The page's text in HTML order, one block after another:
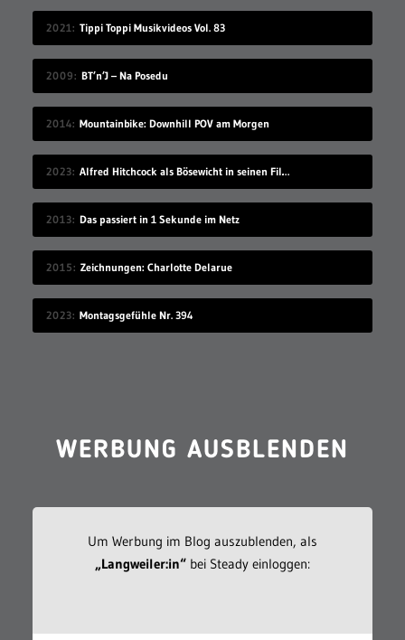
2021 Tippi Toppi Musikvideos Vol. 83
2009 BT’n’J – Na Posedu
2014 Mountainbike: Downhill POV am Morgen
2023 Alfred Hitchcock als Bösewicht in seinen Filmen
2013 Das passiert in 1 Sekunde im Netz
2015 Zeichnungen: Charlotte Delarue
2023 Montagsgefühle Nr. 394
WERBUNG AUSBLENDEN
Um Werbung im Blog auszublenden, als
„Langweiler:in“bei Steady einloggen: